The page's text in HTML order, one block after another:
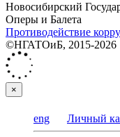
Новосибирский
Оперы и Балета
Противодействие
©НГАТОиБ, 2015-2026
×
eng Личный